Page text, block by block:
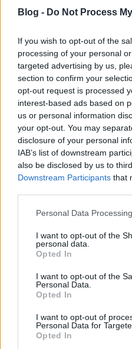
Blog - Do Not Process
If you wish to opt-out of the
processing of your personal
targeted advertising by us,
section to confirm your
opt-out request is processed
interest-based ads based on
us or personal information
your opt-out. You may
disclosure of your personal
IAB’s list of downstream
also be disclosed by us to
Downstream Participants that
Please note that this website/
not limited to your visit or
grant or deny consent to
use your data for below
consent section.
Personal Data
I want to opt-out of the
personal data.
Opted In
I want to opt-out of the
Personal Data.
Opted In
I want to opt-out of
Personal Data for
Opted In
Címkék:fotó bejelentés
szépség